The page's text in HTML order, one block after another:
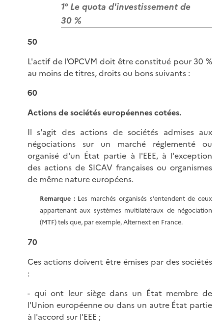
1° Le quota d'investissement de
30 %
50
L'actif de l'OPCVM doit être constitué pour 30 %
au moins de titres, droits ou bons suivants :
60
Actions de sociétés européennes cotées.
Il s'agit des actions de sociétés admises aux
négociations sur un marché réglementé ou
organisé d'un État partie à l'EEE, à l'exception
des actions de SICAV françaises ou organismes
de même nature européens.
Remarque : Les marchés organisés s'entendent de ceux
appartenant aux systèmes multilatéraux de négociation
(MTF) tels que, par exemple, Alternext en France.
70
Ces actions doivent être émises par des sociétés
:
- qui ont leur siège dans un État membre de
l'Union européenne ou dans un autre État partie
à l'accord sur l'EEE ;